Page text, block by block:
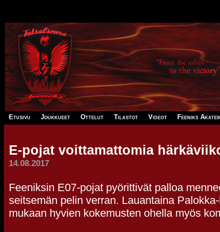
Etusivu Joukkueet Ottelut Tilastot Videot Feeniks
E-pojat voittamattomia
14.08.2017
Feeniksin E07-pojat pyörittivät palloa
seitsemän pelin verran. Lauantaina
mukaan hyvien kokemusten ohella myös